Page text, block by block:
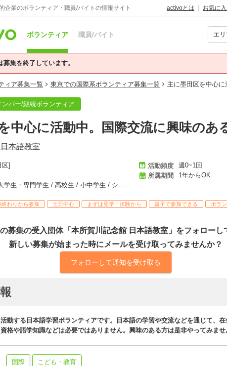
企業のボランティア・職員/バイトの情報サイト activoとは お気に入
ボランティア 職員/バイト
集を終了しています。
ィア募集一覧 東京での国際系ボランティア募集一覧 主に墨田区を中心に
ンバー/継続ボランティア
中心に活動中。国際交流に興味のあ
本語教室
区]
社会人 / 大学生・専門学生 / 高校生 / 小中学生 / シニア
活動頻度
週0~1回
所属期間
1年からOK
終わりから参加 土日中心 まずは見学・体験から 親子で参加できる ボラ
募集の受入団体「本所賀川記念館 日本語教室」をフォローし
新しい募集が始まった時にメールを受け取ってみませんか？
フォローして通知を受け取る
動する日本語学習ボランティアです。日本語の学習や交流などを通じて、
格や語学知識などは必要ではありません。興味のある方は是非やってみませ
国際
こども・教育